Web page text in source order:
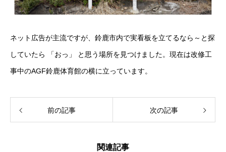
ネット広告が主流ですが、鈴鹿市内で実看板を立てるなら～と探
していたら 「おっ」 と思う場所を見つけました。現在は改修工
事中のAGF鈴鹿体育館の横に立っています。
前の記事 次の記事
関連記事